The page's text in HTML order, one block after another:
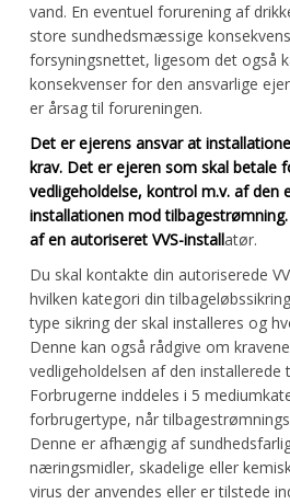
vand. En eventuel forurening af
store sundhedsmæssige
forsyningsnettet, ligesom det også
konsekvenser for den ansvarlige
er årsag til forureningen.
Det er ejerens ansvar at
krav. Det er ejeren som skal betale
vedligeholdelse, kontrol m.v. af den
installationen mod
af en autoriseret VVS-installatør.
Du skal kontakte din autoriserede
hvilken kategori din
type sikring der skal installeres og
Denne kan også rådgive om
vedligeholdelsen af den installerede
Forbrugerne inddeles i 5
forbrugertype, når
Denne er afhængig af
næringsmidler, skadelige eller
virus der anvendes eller er tilstede